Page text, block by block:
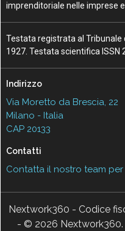
imprenditoriale nelle imprese
Testata registrata al
1927. Testata scientifica ISSN
Indirizzo
Via Moretto da Brescia, 22
Milano - Italia
CAP 20133
Contatti
Contatta il nostro team
Nextwork360 - Codice
- © 2026 Nextwork360.